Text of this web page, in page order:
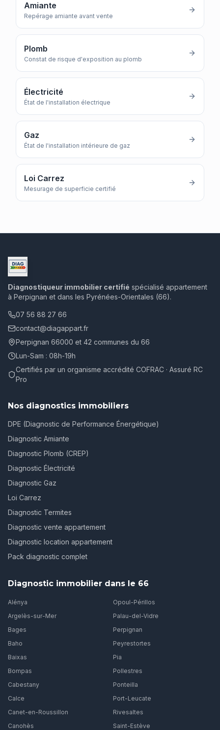
Amiante
Repérage amiante avant vente
Plomb
Constat de risque d'exposition au plomb
Électricité
État de l'installation électrique
Gaz
État de l'installation intérieure de gaz
Loi Carrez
Mesurage de superficie certifié
Diagnostiqueur immobilier certifié spécialisé appartement
à Perpignan et dans les Pyrénées-Orientales (66).
07 56 88 27 66
contact@diagappart.fr
Perpignan 66000 et 42 communes du 66
Lun-Sam : 08h-19h
Certifiés par un organisme accrédité COFRAC · Assuré RC
Pro
Nos diagnostics immobiliers
DPE (Diagnostic de Performance Énergétique)
Diagnostic Amiante
Diagnostic Plomb (CREP)
Diagnostic Électricité
Diagnostic Gaz
Loi Carrez
Diagnostic Termites
Diagnostic vente appartement
Diagnostic location appartement
Pack diagnostic complet
Diagnostic immobilier dans le 66
Alénya
Argelès-sur-Mer
Bages
Baho
Baixas
Bompas
Cabestany
Calce
Canet-en-Roussillon
Canohès
Opoul-Périllos
Palau-del-Vidre
Perpignan
Peyrestortes
Pia
Pollestres
Ponteilla
Port-Leucate
Rivesaltes
Saint-Estève